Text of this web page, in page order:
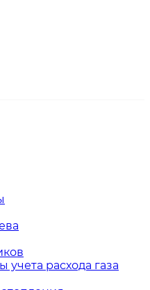
расхода газа